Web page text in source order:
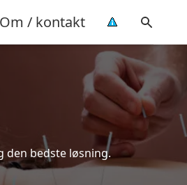
Om / kontakt
den bedste løsning.